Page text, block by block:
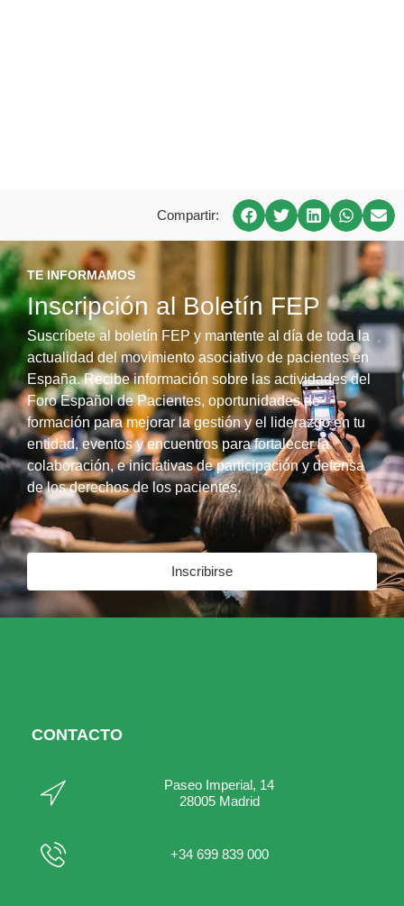
Compartir:
TE INFORMAMOS
Inscripción al Boletín FEP
Suscríbete al boletín FEP y mantente al día de toda la
actualidad del movimiento asociativo de pacientes en
España. Recibe información sobre las actividades del
Foro Español de Pacientes, oportunidades de
formación para mejorar la gestión y el liderazgo en tu
entidad, eventos y encuentros para fortalecer la
colaboración, e iniciativas de participación y defensa
de los derechos de los pacientes.
Inscribirse
CONTACTO
Paseo Imperial, 14
28005 Madrid
+34 699 839 000